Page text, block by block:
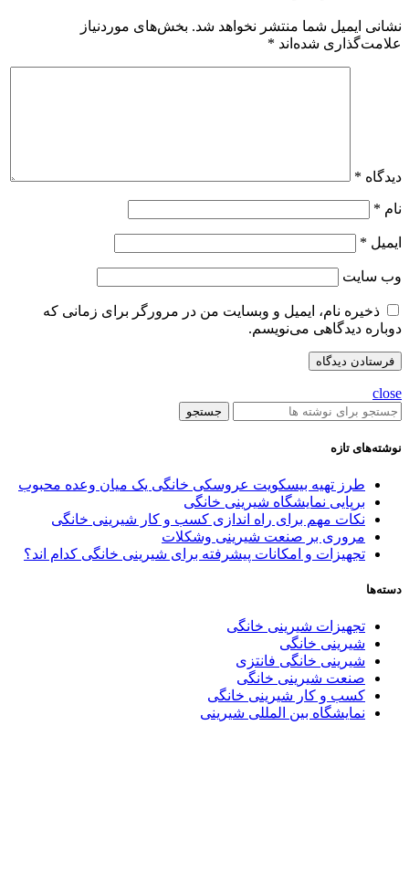
نشانی ایمیل شما منتشر نخواهد شد. بخش‌های موردنیاز
علامت‌گذاری شده‌اند *
دیدگاه *
نام *
ایمیل *
وب‌ سایت
ذخیره نام، ایمیل و وبسایت من در مرورگر برای زمانی که
دوباره دیدگاهی می‌نویسم.
close
جستجو
نوشته‌های تازه
طرز تهیه بیسکویت عروسکی خانگی یک میان وعده محبوب
برپایی نمایشگاه شیرینی خانگی
نکات مهم برای راه اندازی کسب و کار شیرینی خانگی
مروری بر صنعت شیرینی وشکلات
تجهیزات و امکانات پیشرفته برای شیرینی خانگی کدام اند؟
دسته‌ها
تجهیزات شیرینی خانگی
شیرینی خانگی
شیرینی خانگی فانتزی
صنعت شیرینی خانگی
کسب و کار شیرینی خانگی
نمایشگاه بین المللی شیرینی